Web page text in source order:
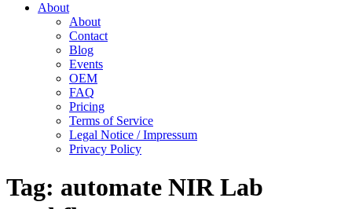
About
About
Contact
Blog
Events
OEM
FAQ
Pricing
Terms of Service
Legal Notice / Impressum
Privacy Policy
Tag: automate NIR Lab